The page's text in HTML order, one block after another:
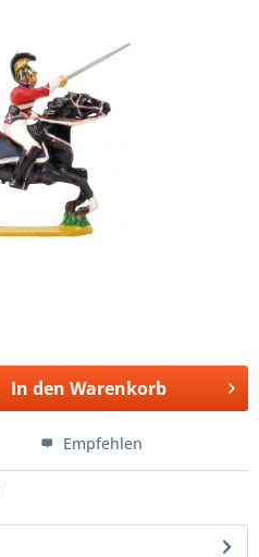
In den Warenkorb
Empfehlen